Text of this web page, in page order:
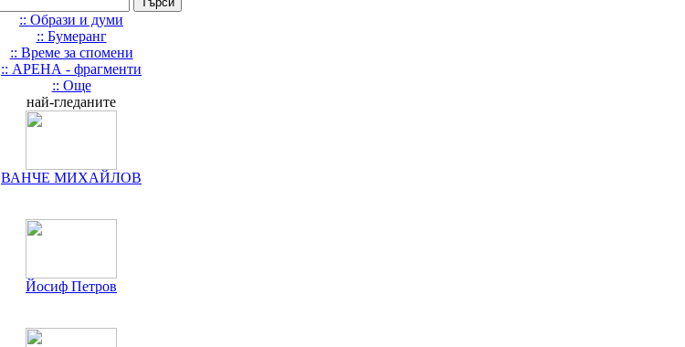
:: Образи и думи
:: Бумеранг
:: Време за спомени
:: АРЕНА - фрагменти
:: Още
най-гледаните
ВАНЧЕ МИХАЙЛОВ
Йосиф Петров